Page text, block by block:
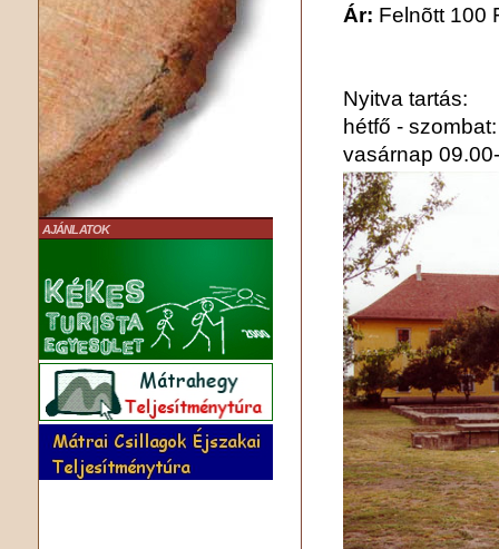
AJÁNLATOK
Ár: Felnõtt 100
Nyitva tartás:
hétfő -
vasárnap